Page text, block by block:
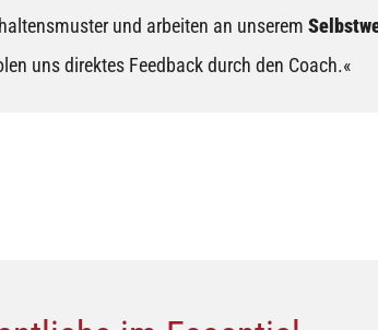
und arbeiten an unserem
uns direktes Feedback durch den Coach.«